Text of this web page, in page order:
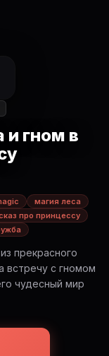
гном в
магия леса
про принцессу
прекрасного
встречу с гномом
чудесный мир